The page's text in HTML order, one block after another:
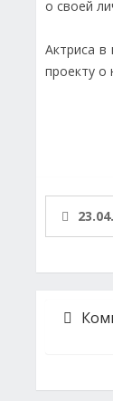
о своей
Актриса в
проекту о